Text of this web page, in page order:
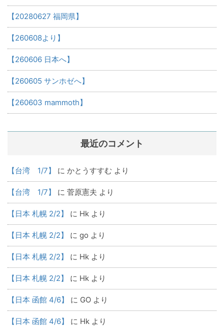
【20280627 福岡県】
【260608より】
【260606 日本へ】
【260605 サンホゼへ】
【260603 mammoth】
最近のコメント
【台湾 1/7】 に かとうすすむ より
【台湾 1/7】 に 菅原憲夫 より
【日本 札幌 2/2】 に Hk より
【日本 札幌 2/2】 に go より
【日本 札幌 2/2】 に Hk より
【日本 札幌 2/2】 に Hk より
【日本 函館 4/6】 に GO より
【日本 函館 4/6】 に Hk より